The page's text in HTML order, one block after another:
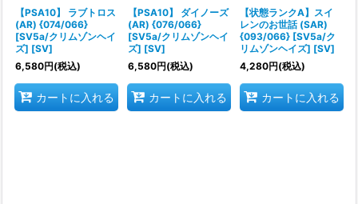
【PSA10】 ラブトロス
(AR) {074/066}
[SV5a/クリムゾンヘイ
ズ] [SV]
6,580円(税込)
カートに入れる
【PSA10】 ダイノーズ
(AR) {076/066}
[SV5a/クリムゾンヘイ
ズ] [SV]
6,580円(税込)
カートに入れる
【状態ランクA】スイ
レンのお世話 (SAR)
{093/066} [SV5a/ク
リムゾンヘイズ] [SV]
4,280円(税込)
カートに入れる